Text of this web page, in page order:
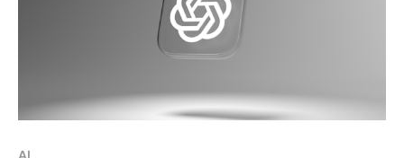
るだけでアプリ化可能。即時反映コードを変更するとブ
ラウザが自動で更新される（ホットリロード機能）。豊
富なウィジェットスライダー・セレクトボックス・ファ
化連携matplotlib、plotly、pandasなどのグラフをその
まま表示可能。軽量なサーバー内蔵FlaskやFastAPIなど